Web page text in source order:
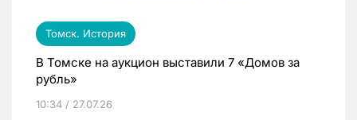
Томск. История
В Томске на аукцион выставили 7 «Домов за
рубль»
10:34 / 27.07.26